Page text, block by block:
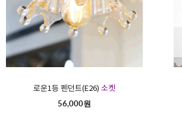
로운1등 펜던트(E26) 소켓
56,000원